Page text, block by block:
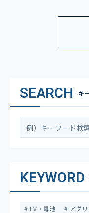
SEARCH キ
KEYWORD
EV・電池 アグ